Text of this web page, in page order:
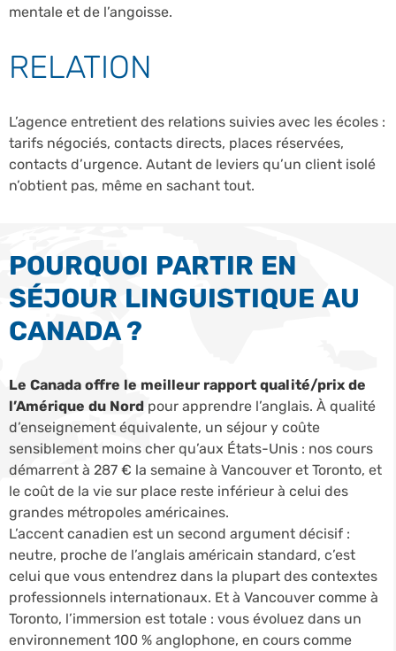
mentale et de l’angoisse.
RELATION
L’agence entretient des relations suivies avec les écoles :
tarifs négociés, contacts directs, places réservées,
contacts d’urgence. Autant de leviers qu’un client isolé
n’obtient pas, même en sachant tout.
POURQUOI PARTIR EN
SÉJOUR LINGUISTIQUE AU
CANADA ?
Le Canada offre le meilleur rapport qualité/prix de
l’Amérique du Nord pour apprendre l’anglais. À qualité
d’enseignement équivalente, un séjour y coûte
sensiblement moins cher qu’aux États-Unis : nos cours
démarrent à 287 € la semaine à Vancouver et Toronto, et
le coût de la vie sur place reste inférieur à celui des
grandes métropoles américaines.
L’accent canadien est un second argument décisif :
neutre, proche de l’anglais américain standard, c’est
celui que vous entendrez dans la plupart des contextes
professionnels internationaux. Et à Vancouver comme à
Toronto, l’immersion est totale : vous évoluez dans un
environnement 100 % anglophone, en cours comme